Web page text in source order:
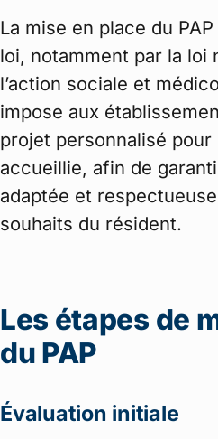
La mise en place du
loi, notamment par la loi
l’action sociale et
impose aux
projet personnalisé
accueillie, afin de
adaptée et
souhaits du résident.
Les étapes de
du PAP
Évaluation initiale